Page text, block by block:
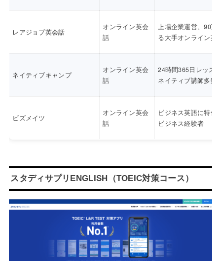
レアジョブ英会話
オンライン英会
話
上場企業運営、90万
る大手オンライン英
ネイティブキャンプ
オンライン英会
話
24時間365日レッス
ネイティブ講師多数
ビズメイツ
オンライン英会
話
ビジネス英語に特化
ビジネス経験者
スタディサプリENGLISH（TOEIC対策コース）